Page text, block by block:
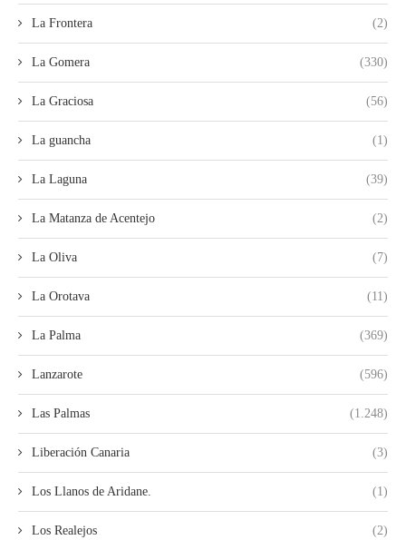
La Frontera (2)
La Gomera (330)
La Graciosa (56)
La guancha (1)
La Laguna (39)
La Matanza de Acentejo (2)
La Oliva (7)
La Orotava (11)
La Palma (369)
Lanzarote (596)
Las Palmas (1.248)
Liberación Canaria (3)
Los Llanos de Aridane. (1)
Los Realejos (2)